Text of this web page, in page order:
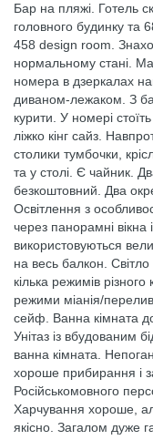
Бар на пляжі. Готель
головного будинку та
458 design room.
нормальному стані.
номера в дзеркалах
диваном-лежаком. З
курити. У номері
ліжко кінг сайз.
столики тумбочки,
та у столі. Є чайник.
безкоштовний. Два
Освітлення з
через панорамні вікна
використовуються
на весь балкон.
кілька режимів
режими міанія/
сейф. Ванна кімната
Унітаз із вбудованим
ванна кімната.
хороше прибирання і
Російськомовного
Харчування хороше,
якісно. Загалом дуже